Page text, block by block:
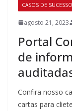
CASOS DE SUCESSO
agosto 21, 2023
Portal
de
Confira nosso
cartas para